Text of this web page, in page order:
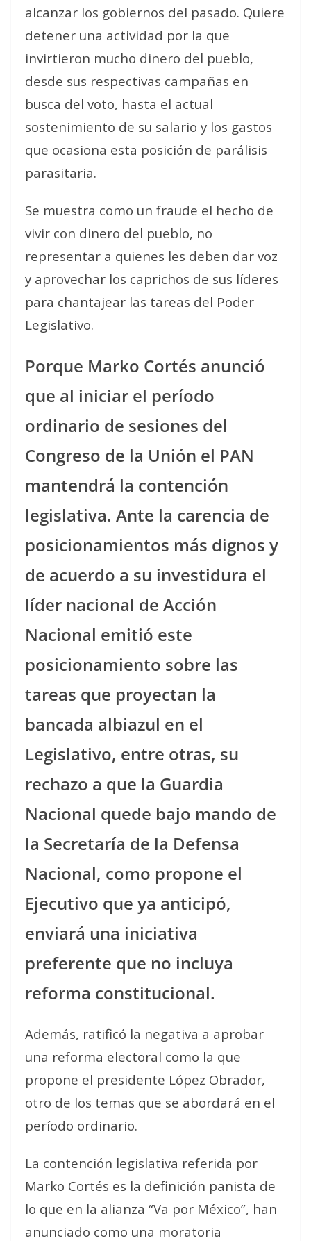
alcanzar los gobiernos del pasado. Quiere
detener una actividad por la que
invirtieron mucho dinero del pueblo,
desde sus respectivas campañas en
busca del voto, hasta el actual
sostenimiento de su salario y los gastos
que ocasiona esta posición de parálisis
parasitaria.
Se muestra como un fraude el hecho de
vivir con dinero del pueblo, no
representar a quienes les deben dar voz
y aprovechar los caprichos de sus líderes
para chantajear las tareas del Poder
Legislativo.
Porque Marko Cortés anunció
que al iniciar el período
ordinario de sesiones del
Congreso de la Unión el PAN
mantendrá la contención
legislativa. Ante la carencia de
posicionamientos más dignos y
de acuerdo a su investidura el
líder nacional de Acción
Nacional emitió este
posicionamiento sobre las
tareas que proyectan la
bancada albiazul en el
Legislativo, entre otras, su
rechazo a que la Guardia
Nacional quede bajo mando de
la Secretaría de la Defensa
Nacional, como propone el
Ejecutivo que ya anticipó,
enviará una iniciativa
preferente que no incluya
reforma constitucional.
Además, ratificó la negativa a aprobar
una reforma electoral como la que
propone el presidente López Obrador,
otro de los temas que se abordará en el
período ordinario.
La contención legislativa referida por
Marko Cortés es la definición panista de
lo que en la alianza “Va por México”, han
anunciado como una moratoria